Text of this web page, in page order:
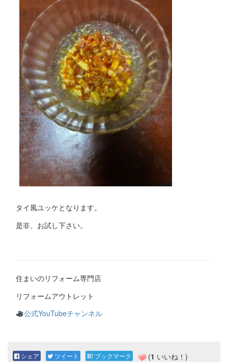
タイ風ユッケとなります。
是非、お試し下さい。
住まいのリフォーム専門店
リフォームアウトレット
公式YouTubeチャンネル
シェア ツイート ブックマーク (1 いいね！)